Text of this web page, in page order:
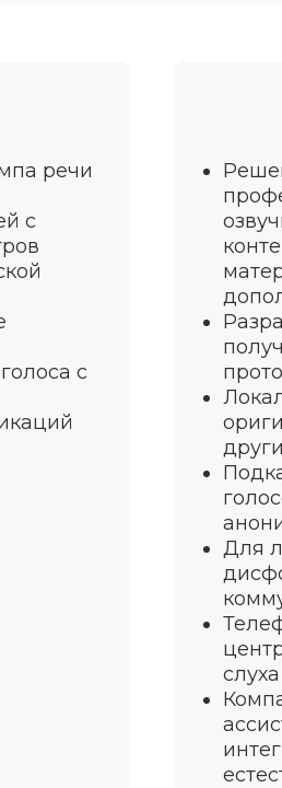
речи
с
с
Для